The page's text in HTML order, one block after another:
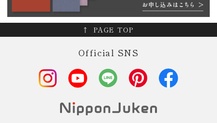
PAGE TOP
Official SNS